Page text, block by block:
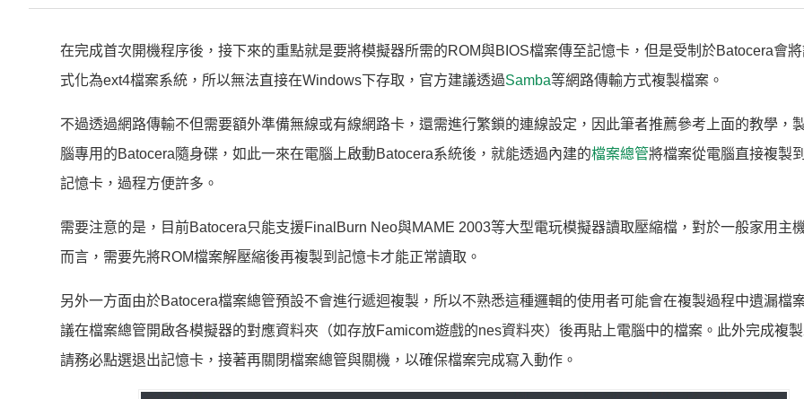
在完成首次開機程序後，接下來的重點就是要將模擬器所需的ROM與BIOS檔案傳至記憶卡，但是受制於Batocera會
式化為ext4檔案系統，所以無法直接在Windows下存取，官方建議透過Samba等網路傳輸方式複製檔案。
不過透過網路傳輸不但需要額外準備無線或有線網路卡，還需進行繁鎖的連線設定，因此筆者推薦參考上面的教學，
腦專用的Batocera隨身碟，如此一來在電腦上啟動Batocera系統後，就能透過內建的檔案總管將檔案從電腦直接複製
記憶卡，過程方便許多。
需要注意的是，目前Batocera只能支援FinalBurn Neo與MAME 2003等大型電玩模擬器讀取壓縮檔，對於一般家用主
而言，需要先將ROM檔案解壓縮後再複製到記憶卡才能正常讀取。
另外一方面由於Batocera檔案總管預設不會進行遞迴複製，所以不熟悉這種邏輯的使用者可能會在複製過程中遺漏檔
議在檔案總管開啟各模擬器的對應資料夾（如存放Famicom遊戲的nes資料夾）後再貼上電腦中的檔案。此外完成複製
請務必點選退出記憶卡，接著再關閉檔案總管與關機，以確保檔案完成寫入動作。